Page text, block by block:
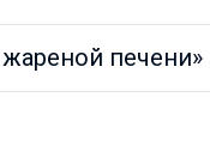
жареной печени»